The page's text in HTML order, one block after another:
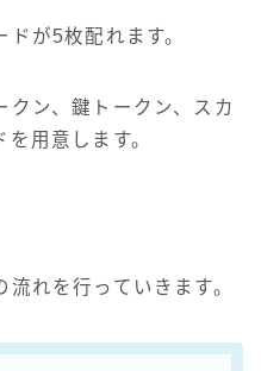
が5枚配れます。
クン、鍵トークン、スカ
用意します。
れを行っていきます。